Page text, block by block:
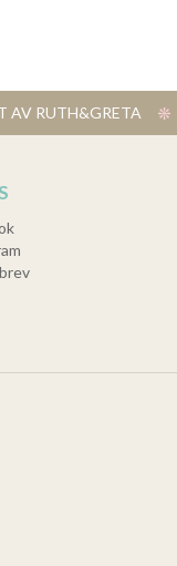
AV RUTH&GRETA